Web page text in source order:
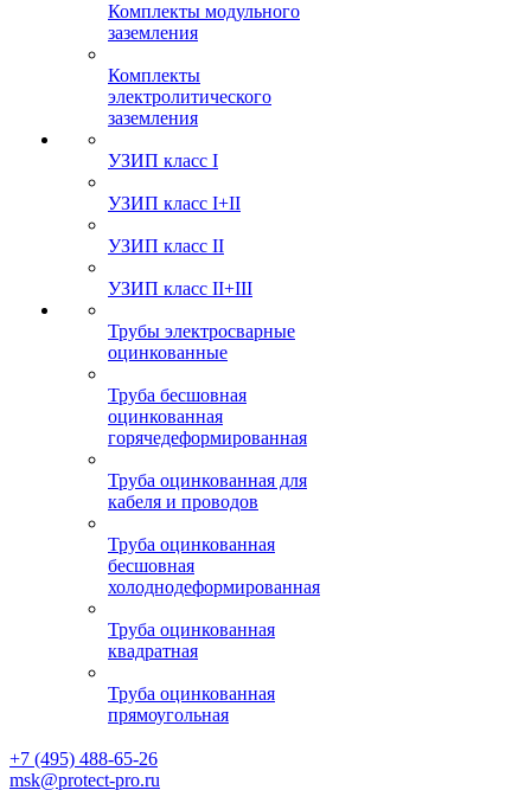
Комплекты модульного
заземления
Комплекты
электролитического
заземления
УЗИП класс I
УЗИП класс I+II
УЗИП класс II
УЗИП класс II+III
Трубы электросварные
оцинкованные
Труба бесшовная
оцинкованная
горячедеформированная
Труба оцинкованная для
кабеля и проводов
Труба оцинкованная
бесшовная
холоднодеформированная
Труба оцинкованная
квадратная
Труба оцинкованная
прямоугольная
+7 (495) 488-65-26
msk@protect-pro.ru